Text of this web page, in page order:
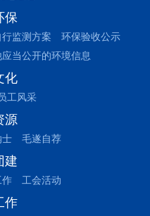
保
监测方案
环保验收公示
应当公开的环境信息
化
工风采
源
士 毛遂自荐
建
作 工会活动
作